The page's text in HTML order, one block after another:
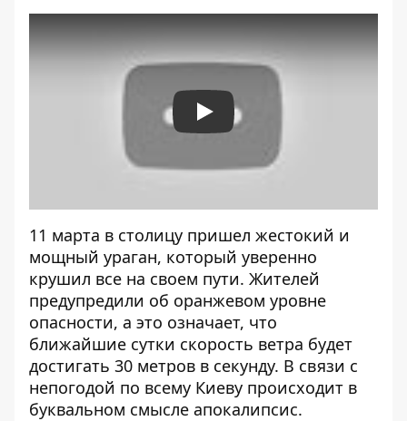
Play
11 марта в столицу пришел жестокий и
мощный ураган, который уверенно
крушил все на своем пути. Жителей
предупредили об оранжевом уровне
опасности, а это означает, что
ближайшие сутки скорость ветра будет
достигать 30 метров в секунду. В связи с
непогодой по всему Киеву происходит в
буквальном смысле апокалипсис.